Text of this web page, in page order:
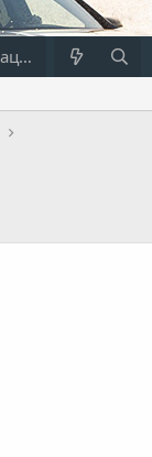
Регистрация